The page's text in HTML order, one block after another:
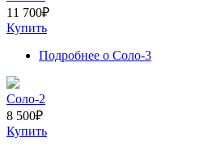
11 700₽
Купить
Подробнее о Соло-3
Соло-2
8 500₽
Купить